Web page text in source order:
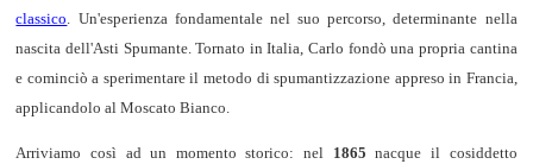
classico. Un'esperienza fondamentale nel suo percorso, determinante nella
nascita dell'Asti Spumante. Tornato in Italia, Carlo fondò una propria cantina
e cominciò a sperimentare il metodo di spumantizzazione appreso in Francia,
applicandolo al Moscato Bianco.
Arriviamo così ad un momento storico: nel 1865 nacque il cosiddetto